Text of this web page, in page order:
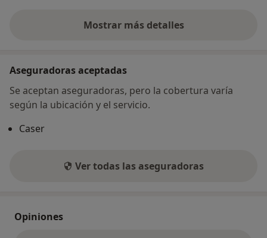
Mostrar más detalles
sobre la dirección
Aseguradoras aceptadas
Se aceptan aseguradoras, pero la cobertura varía
según la ubicación y el servicio.
Caser
Ver todas las aseguradoras
Opiniones